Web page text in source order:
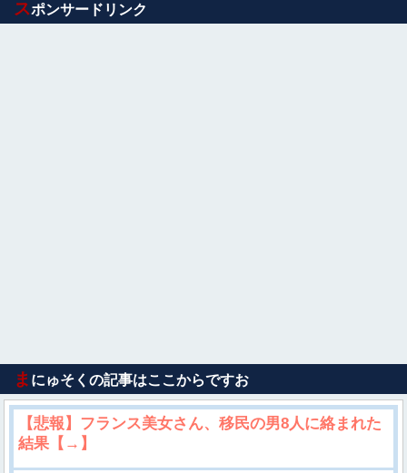
Powered by livedoor 相互RSS
スポンサードリンク
ま にゅそくの記事はここからですお
【悲報】フランス美女さん、移民の男8人に絡まれた
結果【→】